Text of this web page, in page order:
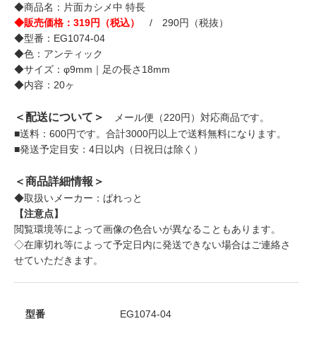
◆商品名：片面カシメ中 特長
◆販売価格：319円（税込）
/ 290円（税抜）
◆型番：EG1074-04
◆色：アンティック
◆サイズ：φ9mm｜足の長さ18mm
◆内容：20ヶ
＜配送について＞
メール便（220円）対応商品です。
■送料：600円です。合計3000円以上で送料無料になります。
■発送予定目安：4日以内（日祝日は除く）
＜商品詳細情報＞
◆取扱いメーカー：ぱれっと
【注意点】
閲覧環境等によって画像の色合いが異なることもあります。
◇在庫切れ等によって予定日内に発送できない場合はご連絡さ
せていただきます。
型番 EG1074-04